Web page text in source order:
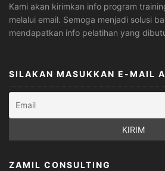
Kami akan kirimkan info program
melalui email. Semoga menjadi solusi
mendapatkan info pelatihan yang
SILAKAN MASUKKAN E-MAIL
ZAMIL CONSULTING